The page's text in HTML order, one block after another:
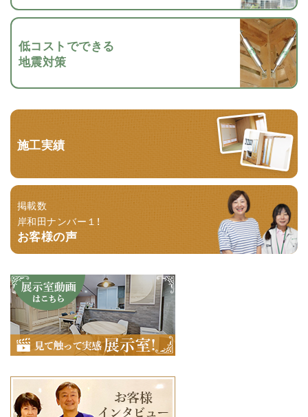
低コストでできる
地震対策
施工実績
掲載数
岸和田ナンバー１！
お客様の声